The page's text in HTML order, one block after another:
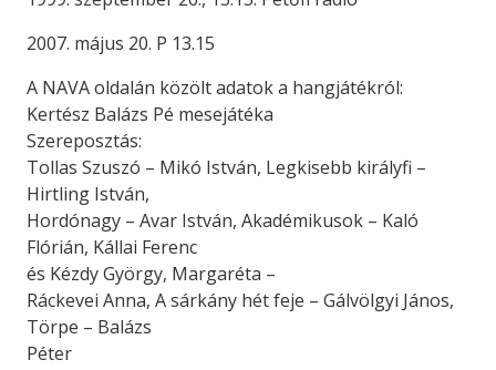
2007. május 20. P 13.15
A NAVA oldalán közölt adatok a hangjátékról:
Kertész Balázs Pé mesejátéka
Szereposztás:
Tollas Szuszó – Mikó István, Legkisebb királyfi –
Hirtling István,
Hordónagy – Avar István, Akadémikusok – Kaló
Flórián, Kállai Ferenc
és Kézdy György, Margaréta –
Ráckevei Anna, A sárkány hét feje – Gálvölgyi János,
Törpe – Balázs
Péter